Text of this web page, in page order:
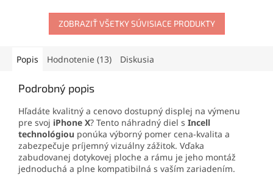
opravy aj domácu výmenu
poskytuje kompletnú
ochranu. Oleofóbna vrstva
udrží displej čistý a zachová
ZOBRAZIŤ VŠETKY SÚVISIACE PRODUKTY
Popis Hodnotenie (13) Diskusia
Podrobný popis
Hľadáte kvalitný a cenovo dostupný displej na výmenu
pre svoj iPhone X? Tento náhradný diel s Incell
technológiou ponúka výborný pomer cena-kvalita a
zabezpečuje príjemný vizuálny zážitok. Vďaka
zabudovanej dotykovej ploche a rámu je jeho montáž
jednoduchá a plne kompatibilná s vaším zariadením.